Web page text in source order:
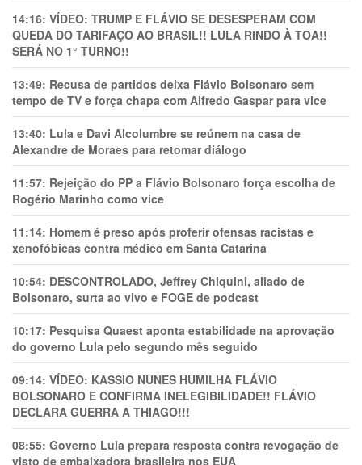
14:16: VÍDEO: TRUMP E FLÁVIO SE DESESPERAM COM
QUEDA DO TARIFAÇO AO BRASIL!! LULA RINDO À TOA!!
SERÁ NO 1° TURNO!!
13:49: Recusa de partidos deixa Flávio Bolsonaro sem
tempo de TV e força chapa com Alfredo Gaspar para vice
13:40: Lula e Davi Alcolumbre se reúnem na casa de
Alexandre de Moraes para retomar diálogo
11:57: Rejeição do PP a Flávio Bolsonaro força escolha de
Rogério Marinho como vice
11:14: Homem é preso após proferir ofensas racistas e
xenofóbicas contra médico em Santa Catarina
10:54: DESCONTROLADO, Jeffrey Chiquini, aliado de
Bolsonaro, surta ao vivo e FOGE de podcast
10:17: Pesquisa Quaest aponta estabilidade na aprovação
do governo Lula pelo segundo mês seguido
09:14: VÍDEO: KASSIO NUNES HUMlLHA FLÁVIO
BOLSONARO E CONFIRMA INELEGIBILIDADE!! FLÁVIO
DECLARA GUERRA A THIAGO!!!
08:55: Governo Lula prepara resposta contra revogação de
visto de embaixadora brasileira nos EUA